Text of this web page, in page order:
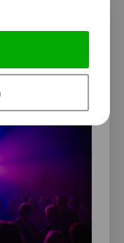
in De
en ouder!